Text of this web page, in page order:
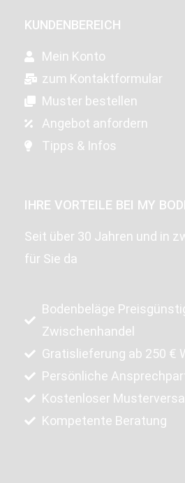
KUNDENBEREICH
Mein Konto
zum Kontaktformular
Muster bestellen
Angebot anfordern
Tipps & Infos
IHRE VORTEILE BEI MY
Seit über 30 Jahren und in
für Sie da
Bodenbeläge
Zwischenhandel
Gratislieferung ab 250 €
Persönliche
Kostenloser
Kompetente Beratung